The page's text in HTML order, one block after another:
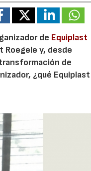
de Equiplast
Roegele y, desde
de
¿qué Equiplast